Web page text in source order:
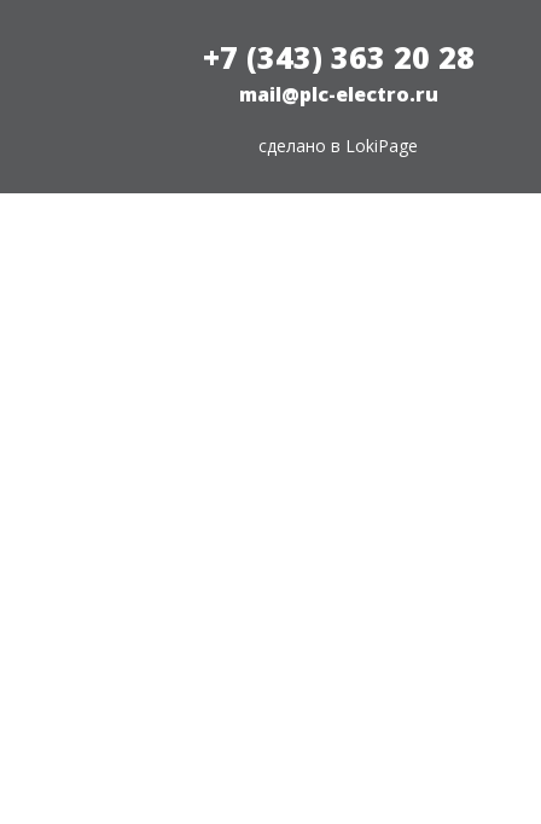
+7 (343) 363 20 28
mail@plc-electro.ru
сделано в LokiPage